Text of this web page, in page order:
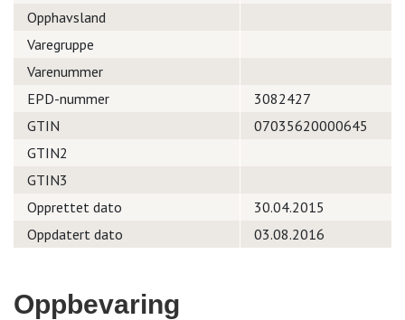
Opphavsland
Varegruppe
Varenummer
EPD-nummer
3082427
GTIN
07035620000645
GTIN2
GTIN3
Opprettet dato
30.04.2015
Oppdatert dato
03.08.2016
Oppbevaring